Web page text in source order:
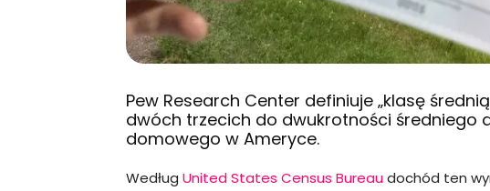
Pew Research Center definiuje „klasę
dwóch trzecich do dwukrotności średniego
domowego w Ameryce.
Według United States Census Bureaudochód ten